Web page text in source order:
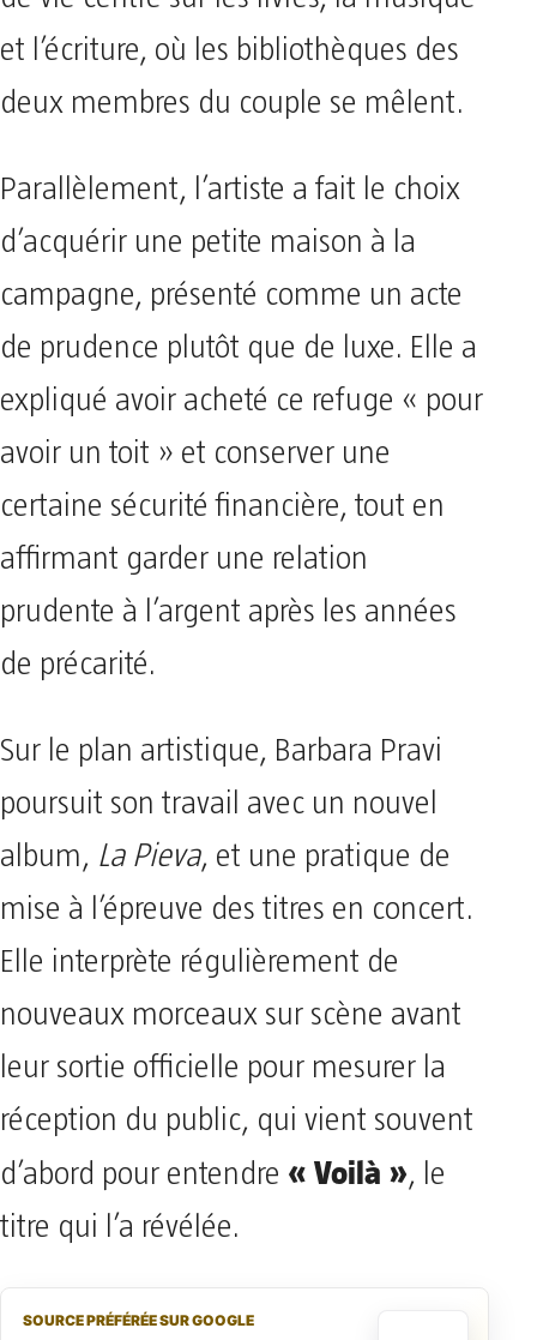
et l’écriture, où les bibliothèques des
deux membres du couple se mêlent.
Parallèlement, l’artiste a fait le choix
d’acquérir une petite maison à la
campagne, présenté comme un acte
de prudence plutôt que de luxe. Elle a
expliqué avoir acheté ce refuge « pour
avoir un toit » et conserver une
certaine sécurité financière, tout en
affirmant garder une relation
prudente à l’argent après les années
de précarité.
Sur le plan artistique, Barbara Pravi
poursuit son travail avec un nouvel
album, La Pieva, et une pratique de
mise à l’épreuve des titres en concert.
Elle interprète régulièrement de
nouveaux morceaux sur scène avant
leur sortie officielle pour mesurer la
réception du public, qui vient souvent
d’abord pour entendre « Voilà », le
titre qui l’a révélée.
SOURCE PRÉFÉRÉE SUR GOOGLE